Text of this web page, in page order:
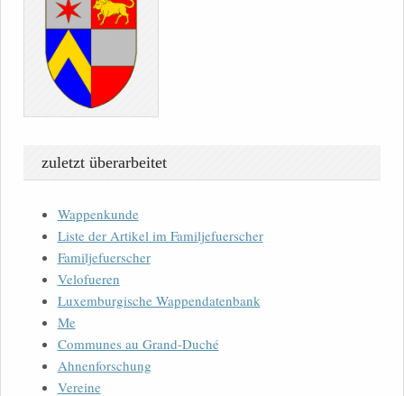
zuletzt überarbeitet
Wappenkunde
Liste der Artikel im Familjefuerscher
Familjefuerscher
Velofueren
Luxemburgische Wappendatenbank
Me
Communes au Grand-Duché
Ahnenforschung
Vereine